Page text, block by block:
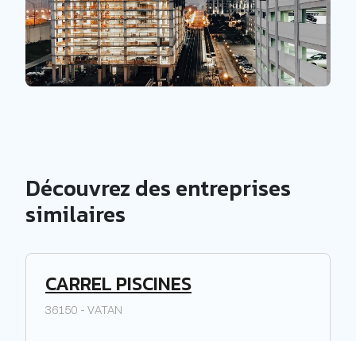
Découvrez des entreprises
similaires
CARREL PISCINES
36150 - VATAN